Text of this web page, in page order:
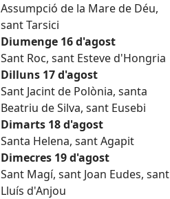
Assumpció de la Mare de Déu,
sant Tarsici
Diumenge 16 d'agost
Sant Roc, sant Esteve d'Hongria
Dilluns 17 d'agost
Sant Jacint de Polònia, santa
Beatriu de Silva, sant Eusebi
Dimarts 18 d'agost
Santa Helena, sant Agapit
Dimecres 19 d'agost
Sant Magí, sant Joan Eudes, sant
Lluís d'Anjou